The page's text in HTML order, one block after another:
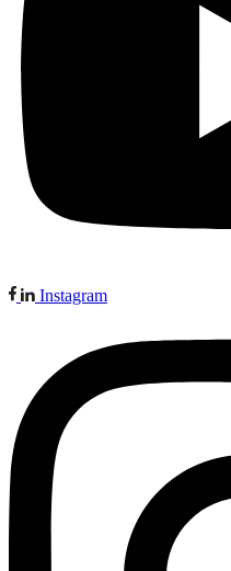
Instagram